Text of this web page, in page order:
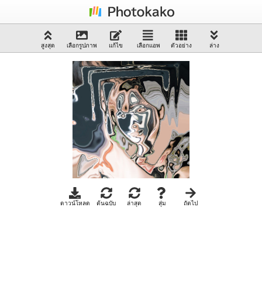
สูงสุด เลือกรูปภาพ แก้ไข เลือกแอพ ตัวอย่าง ล่าง
ดาวน์โหลด ต้นฉบับ ล่าสุด สุ่ม ถัดไป